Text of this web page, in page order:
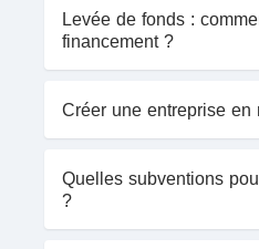
Levée de fonds :
financement ?
Créer une entreprise en
Quelles subventions
?